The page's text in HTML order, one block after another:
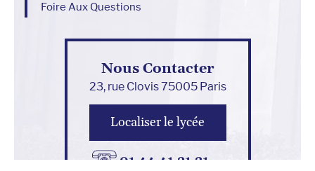
Foire Aux Questions
Nous Contacter
23, rue Clovis 75005 Paris
Localiser le lycée
01 44 41 21 21